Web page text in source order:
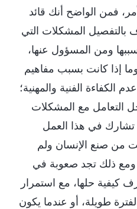
فمن الواضح أنك قائد
المشكلات التي
ومن المسؤول عنها،
إذا كانت بسبب مفاهيم
الكفاءة الفنية والمهنية؛
التعامل مع المشكلات
تشارك في هذا العمل
من صنع الإنسان ولم
ذلك تجد صعوبة في
كيفية حلها، مع استمرار
لفترة طويلة، أو عندما يكون